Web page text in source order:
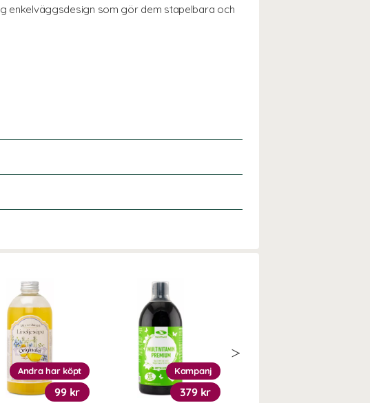
enkelväggsdesign som gör dem stapelbara och
Andra har köpt
99 kr
Kampanj
379 kr